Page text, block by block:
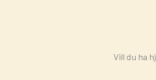
Vill du ha